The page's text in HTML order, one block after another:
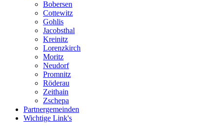
Bobersen
Cottewitz
Gohlis
Jacobsthal
Kreinitz
Lorenzkirch
Moritz
Neudorf
Promnitz
Röderau
Zeithain
Zschepa
Partnergemeinden
Wichtige Link's